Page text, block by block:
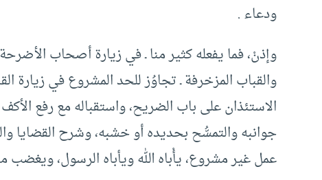
ودعاء .
وإذنْ، فما يفعله كثير منا ـ في زيارة أصحاب
والقباب المزخرفة ـ تجاوُز للحد المشروع في زيارة
الاستئذان على باب الضريح، واستقباله مع رفع
جوانبه والتمسُّح بحديده أو خشبه، وشرح القضايا
عمل غير مشروع، يأْباه الله ويأباه الرسول،